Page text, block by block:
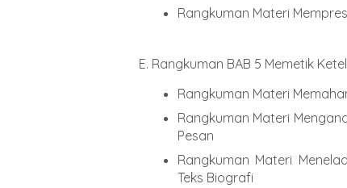
Rangkuman Materi
E. Rangkuman BAB 5 Memetik
Rangkuman Materi
Rangkuman Materi
Pesan
Rangkuman Materi
Teks Biografi